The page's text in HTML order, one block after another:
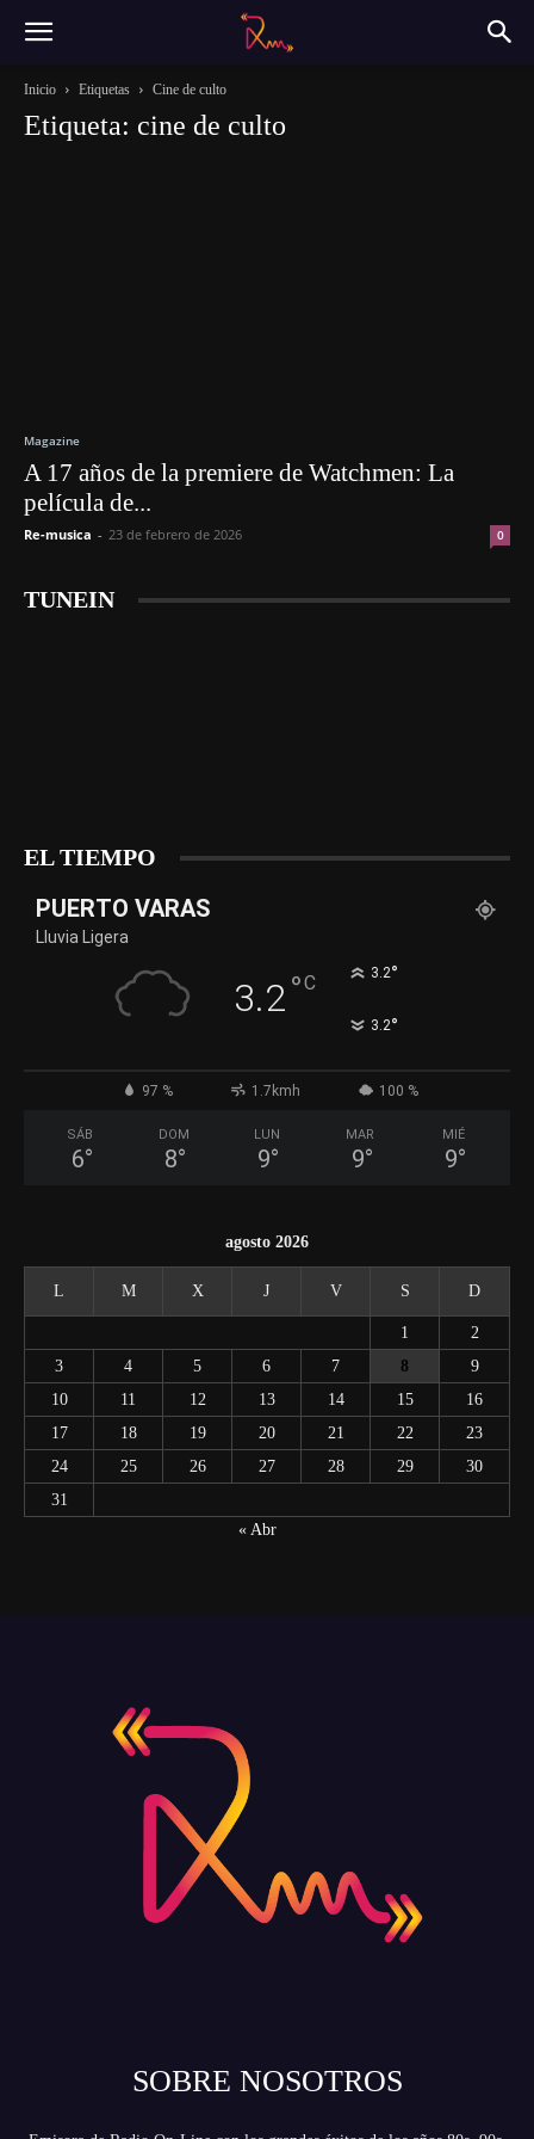
Inicio Etiquetas Cine de culto
Etiqueta: cine de culto
Magazine
A 17 años de la premiere de Watchmen: La
película de...
Re-musica - 23 de febrero de 2026 0
TUNEIN
EL TIEMPO
PUERTO VARAS
Lluvia Ligera
3.2°C 3.2°
3.2°
97 % 1.7kmh 100 %
SÁB
6°
DOM
8°
LUN
9°
MAR
9°
MIÉ
9°
agosto 2026
L M X J V S D
1
2
3
4 5 6 7 8
9
10
11 12 13 14 15
16
17
18 19 20 21 22
23
24
25 26 27 28 29
30
31
« Abr
SOBRE NOSOTROS